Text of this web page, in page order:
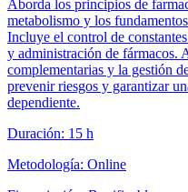
Aborda los principios de
metabolismo y los
Incluye el control de
y administración de fármacos.
complementarias y la gestión
prevenir riesgos y garantizar
dependiente.
Duración: 15 h
Metodología: Online